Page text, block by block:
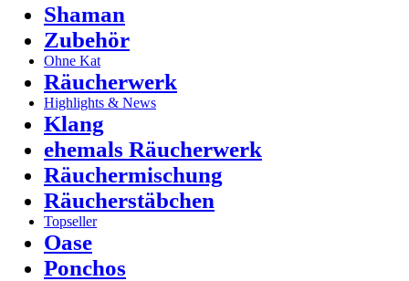
Shaman
Zubehör
Ohne Kat
Räucherwerk
Highlights & News
Klang
ehemals Räucherwerk
Räuchermischung
Räucherstäbchen
Topseller
Oase
Ponchos